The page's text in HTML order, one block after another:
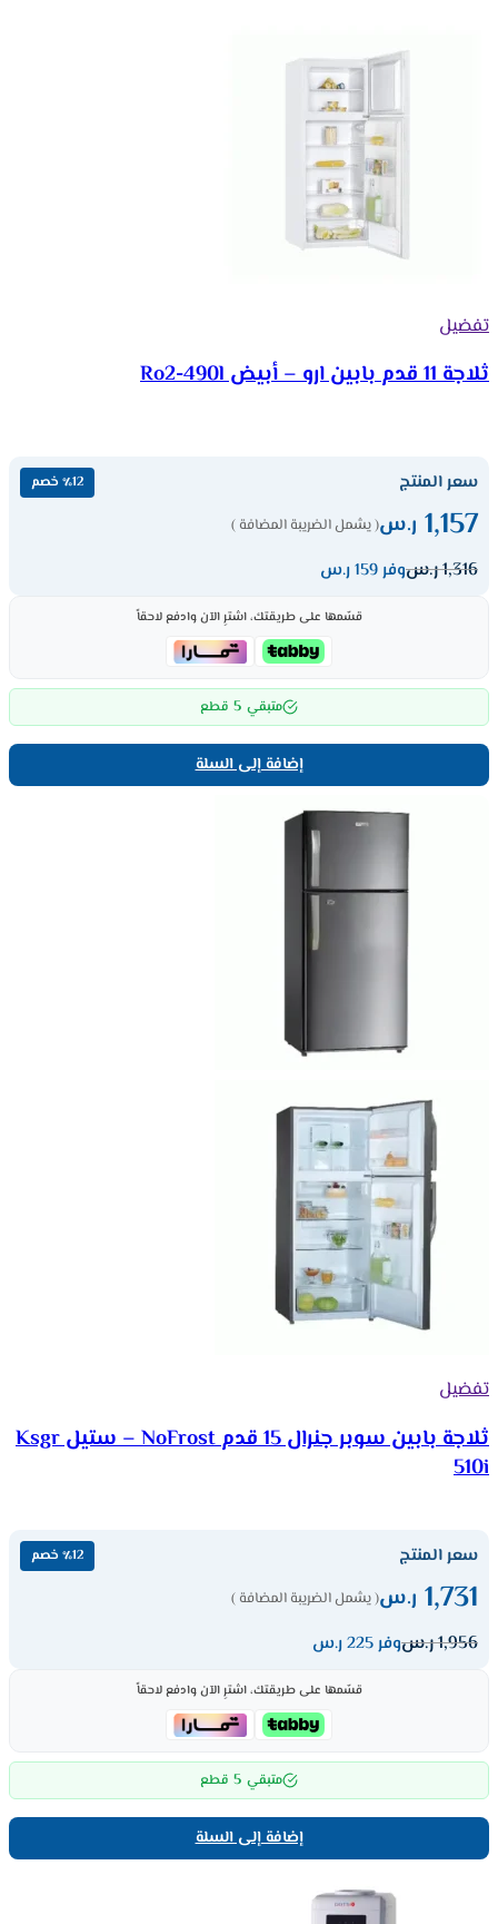
تفضيل
ثلاجة 11 قدم بابين ارو – أبيض Ro2-490l
سعر المنتج ٪12 خصم
1,157 ر.س( يشمل الضريبة المضافة )
1,316ر.سوفر 159 ر.س
قسّمها على طريقتك، اشترِ الآن وادفع لاحقاً
متبقي 5 قطع
إضافة إلى السلة
تفضيل
ثلاجة بابين سوبر جنرال 15 قدم NoFrost – ستيل Ksgr
510i
سعر المنتج ٪12 خصم
1,731 ر.س( يشمل الضريبة المضافة )
1,956ر.سوفر 225 ر.س
قسّمها على طريقتك، اشترِ الآن وادفع لاحقاً
متبقي 5 قطع
إضافة إلى السلة